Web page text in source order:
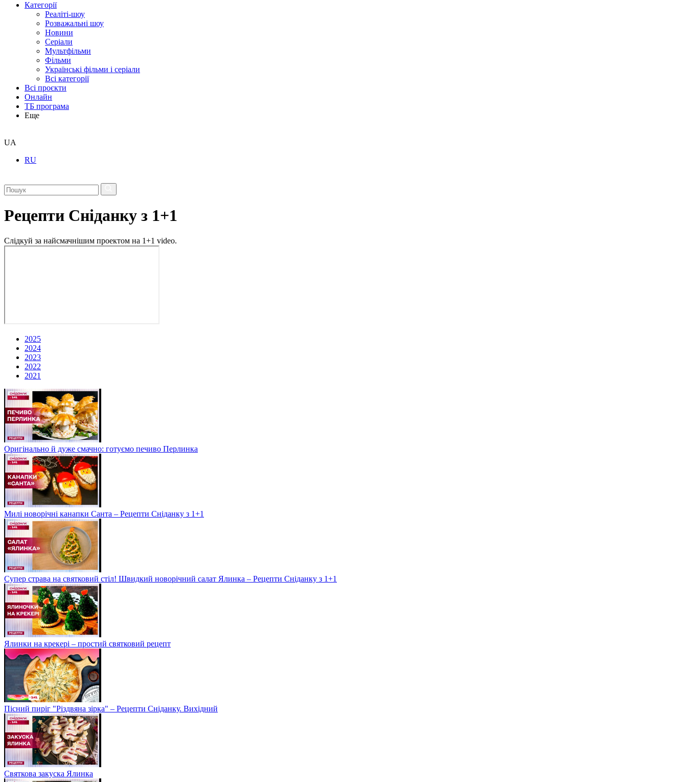
Категорії
Реаліті-шоу
Розважальні шоу
Новини
Серіали
Мультфільми
Фільми
Українські фільми і серіали
Всі категорії
Всі проєкти
Онлайн
ТБ програма
Еще
UA
RU
Рецепти Сніданку з 1+1
Слідкуй за найсмачнішим проектом на 1+1 video.
2025
2024
2023
2022
2021
Оригінально й дуже смачно: готуємо печиво Перлинка
Милі новорічні канапки Санта – Рецепти Сніданку з 1+1
Супер страва на святковий стіл! Швидкий новорічний салат Ялинка – Рецепти Сніданку з 1+1
Ялинки на крекері – простий святковий рецепт
Пісний пиріг "Різдвяна зірка" – Рецепти Сніданку. Вихідний
Святкова закуска Ялинка